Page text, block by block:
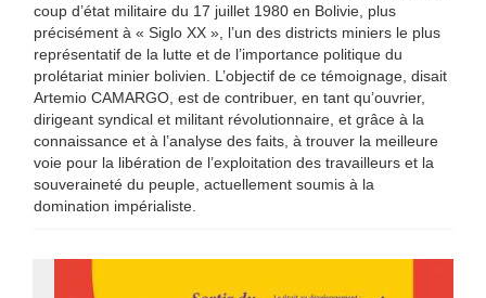
coup d’état militaire du 17 juillet 1980 en Bolivie, plus
précisément à « Siglo XX », l’un des districts miniers le plus
représentatif de la lutte et de l’importance politique du
prolétariat minier bolivien. L’objectif de ce témoignage, disait
Artemio CAMARGO, est de contribuer, en tant qu’ouvrier,
dirigeant syndical et militant révolutionnaire, et grâce à la
connaissance et à l’analyse des faits, à trouver la meilleure
voie pour la libération de l’exploitation des travailleurs et la
souveraineté du peuple, actuellement soumis à la
domination impérialiste.